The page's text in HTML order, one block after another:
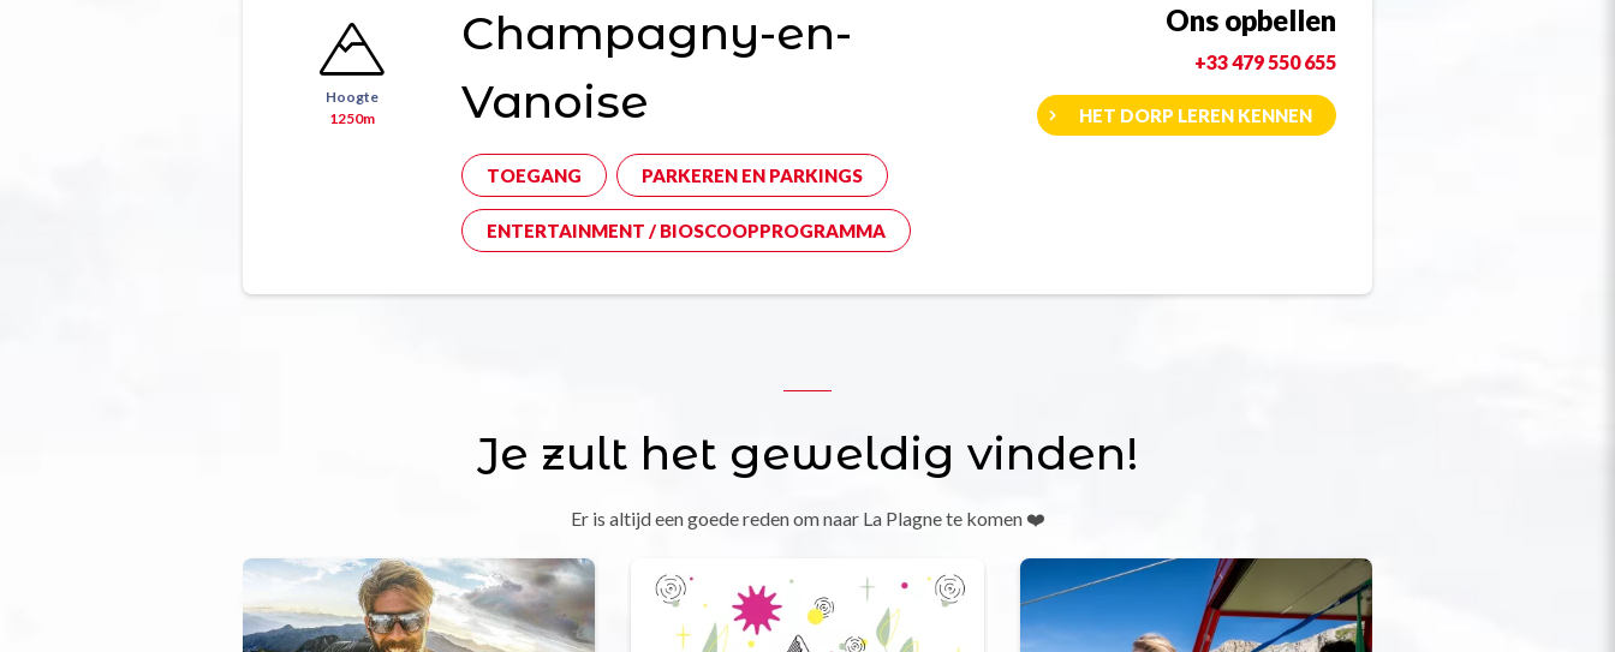
Hoogte
1250m
Champagny-en-
Vanoise
TOEGANG PARKEREN EN PARKINGS
ENTERTAINMENT / BIOSCOOPPROGRAMMA
Ons opbellen
+33 479 550 655
HET DORP LEREN KENNEN
Je zult het geweldig vinden!
Er is altijd een goede reden om naar La Plagne te komen ❤️